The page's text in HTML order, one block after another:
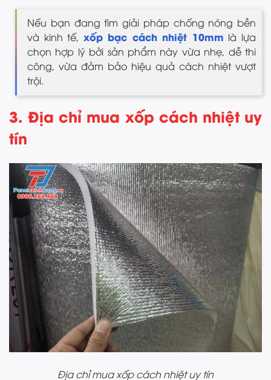
Nếu bạn đang tìm giải pháp chống nóng bền
và kinh tế, xốp bạc cách nhiệt 10mm là lựa
chọn hợp lý bởi sản phẩm này vừa nhẹ, dễ thi
công, vừa đảm bảo hiệu quả cách nhiệt vượt
trội.
3. Địa chỉ mua xốp cách nhiệt uy
tín
Địa chỉ mua xốp cách nhiệt uy tín